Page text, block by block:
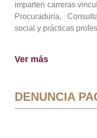
imparten carreras
Procuraduría,
social y prácticas
Ver más
DENUNCIA